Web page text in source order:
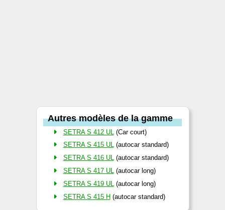
Autres modèles de la gamme
SETRA S 412 UL (Car court)
SETRA S 415 UL (autocar standard)
SETRA S 416 UL (autocar standard)
SETRA S 417 UL (autocar long)
SETRA S 419 UL
(autocar long)
SETRA S 415 H (autocar standard)